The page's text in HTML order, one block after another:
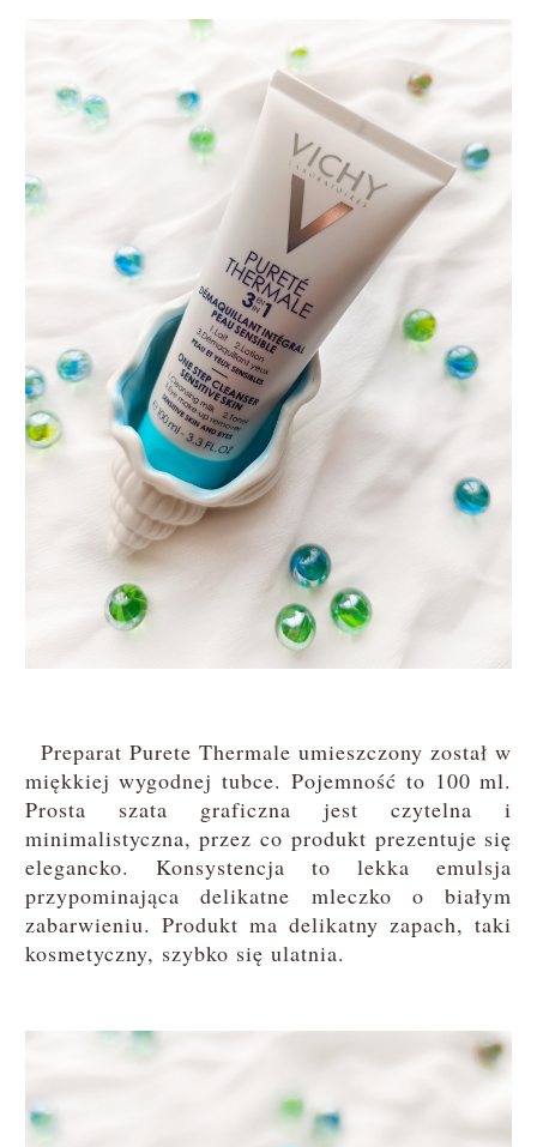
Preparat Purete Thermale umieszczony został w
miękkiej wygodnej tubce. Pojemność to 100 ml.
Prosta szata graficzna jest czytelna i
minimalistyczna, przez co produkt prezentuje się
elegancko. Konsystencja to lekka emulsja
przypominająca delikatne mleczko o białym
zabarwieniu. Produkt ma delikatny zapach, taki
kosmetyczny, szybko się ulatnia.